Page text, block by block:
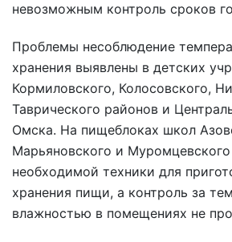
невозможным контроль сроков
Проблемы несоблюдение
хранения выявлены в детских
Кормиловского, Колосовского,
Таврического районов и
Омска. На пищеблоках школ
Марьяновского и
необходимой техники для
хранения пищи, а контроль за
влажностью в помещениях не